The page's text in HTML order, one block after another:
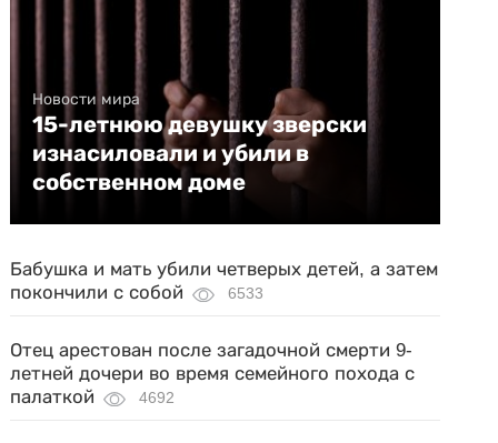
Новости мира
15-летнюю девушку зверски
изнасиловали и убили в
собственном доме
Бабушка и мать убили четверых детей, а затем
покончили с собой
6533
Отец арестован после загадочной смерти 9-
летней дочери во время семейного похода с
палаткой
4692